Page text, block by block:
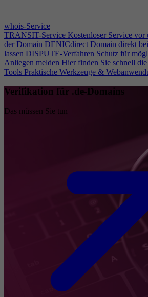
whois-Service
TRANSIT-Service Kostenloser Service
der Domain DENICdirect Domain direkt
lassen DISPUTE-Verfahren Schutz für
Anliegen melden Hier finden Sie schnell
Tools Praktische Werkzeuge &
Verifikation für .de-Domains
Das müssen Sie tun